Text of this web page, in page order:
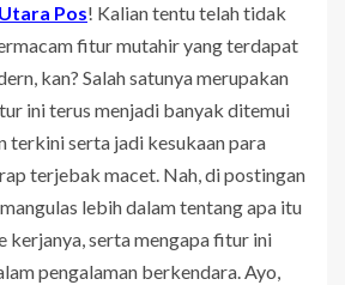
Pos! Kalian tentu telah tidak
fitur mutahir yang terdapat
kan? Salah satunya merupakan
ini terus menjadi banyak ditemui
terkini serta jadi kesukaan para
terjebak macet. Nah, di postingan
lebih dalam tentang apa itu
kerjanya, serta mengapa fitur ini
pengalaman berkendara. Ayo,